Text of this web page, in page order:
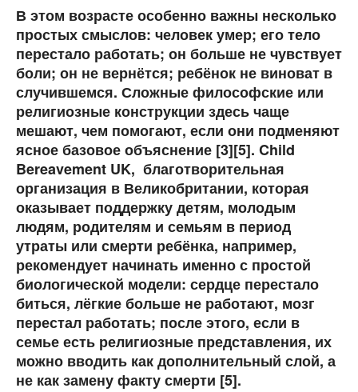
В этом возрасте особенно важны несколько
простых смыслов: человек умер; его тело
перестало работать; он больше не чувствует
боли; он не вернётся; ребёнок не виноват в
случившемся. Сложные философские или
религиозные конструкции здесь чаще
мешают, чем помогают, если они подменяют
ясное базовое объяснение [3][5]. Child
Bereavement UK, благотворительная
организация в Великобритании, которая
оказывает поддержку детям, молодым
людям, родителям и семьям в период
утраты или смерти ребёнка, например,
рекомендует начинать именно с простой
биологической модели: сердце перестало
биться, лёгкие больше не работают, мозг
перестал работать; после этого, если в
семье есть религиозные представления, их
можно вводить как дополнительный слой, а
не как замену факту смерти [5].